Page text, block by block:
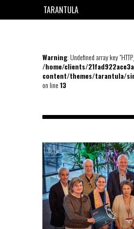
TARANTULA
Warning: Undefined array key
/home/clients/
content/themes/tarantula/
on line13